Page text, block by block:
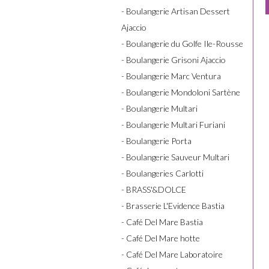
- Boulangerie Artisan Dessert
Ajaccio
- Boulangerie du Golfe Ile-Rousse
- Boulangerie Grisoni Ajaccio
- Boulangerie Marc Ventura
- Boulangerie Mondoloni Sartène
- Boulangerie Multari
- Boulangerie Multari Furiani
- Boulangerie Porta
- Boulangerie Sauveur Multari
- Boulangeries Carlotti
- BRASS'&DOLCE
- Brasserie L'Evidence Bastia
- Café Del Mare Bastia
- Café Del Mare hotte
- Café Del Mare Laboratoire